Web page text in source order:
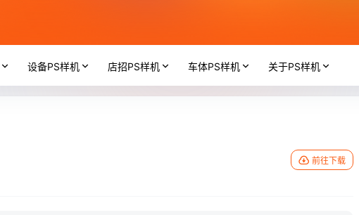
设备PS样机 店招PS样机 车体PS样机 关于PS样机
前往下载